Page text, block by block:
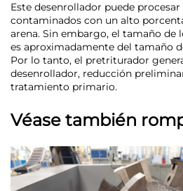
Este desenrollador puede
contaminados con un alto
arena. Sin embargo, el tamaño de
es aproximadamente del tamaño
Por lo tanto, el pretriturador
desenrollador, reducción
tratamiento primario.
Véase también